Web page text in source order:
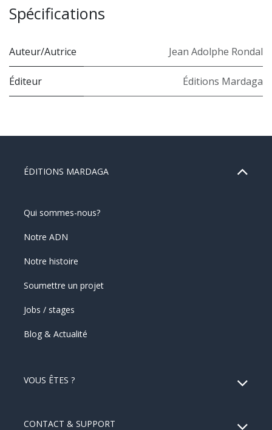
Spécifications
Auteur/Autrice Jean Adolphe Rondal
Éditeur Éditions Mardaga
ÉDITIONS MARDAGA
Qui sommes-nous?
Notre ADN
Notre histoire
Soumettre un projet
Jobs / stages
Blog & Actualité
VOUS ÊTES ?
CONTACT & SUPPORT